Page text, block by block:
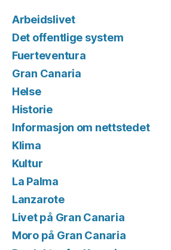
Arbeidslivet
Det offentlige system
Fuerteventura
Gran Canaria
Helse
Historie
Informasjon om nettstedet
Klima
Kultur
La Palma
Lanzarote
Livet på Gran Canaria
Moro på Gran Canaria